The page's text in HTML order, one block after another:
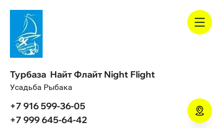
Турбаза Найт Флайт Night Flight
Усадьба Рыбака
+7 916 599-36-05
+7 999 645-64-42